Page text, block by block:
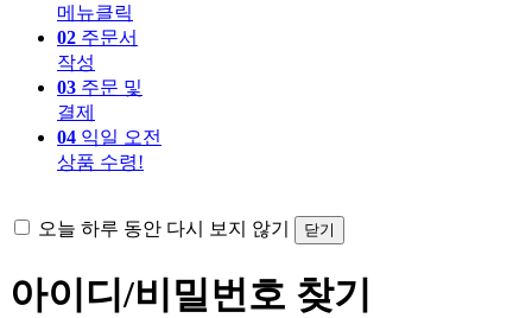
메뉴클릭
02 주문서
작성
03 주문 및
결제
04 익일 오전
상품 수령!
오늘 하루 동안 다시 보지 않기 닫기
아이디/비밀번호 찾기